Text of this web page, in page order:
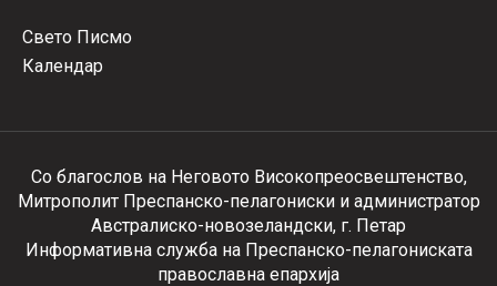
Свето Писмо
Календар
Со благослов на Неговото Високопреосвештенство,
Митрополит Преспанско-пелагониски и администратор
Австралиско-новозеландски, г. Петар
Информативна служба на Преспанско-пелагониската
православна епархија